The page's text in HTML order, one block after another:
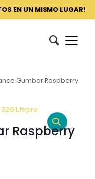
EN UN MISMO LUGAR!
Gumbar Raspberry
Raspberry